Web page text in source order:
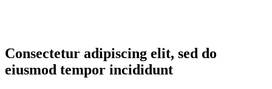
Consectetur adipiscing elit, sed do
eiusmod tempor incididunt